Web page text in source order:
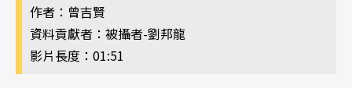
作者：曾吉賢
資料貢獻者：被攝者-劉邦龍
影片長度：01:51